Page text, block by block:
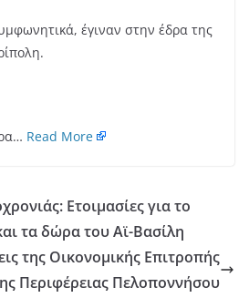
έγιναν στην έδρα της
Read More
Ετοιμασίες για το
τα δώρα του Αϊ-Βασίλη
της Οικονομικής Επιτροπής
Περιφέρειας Πελοποννήσου